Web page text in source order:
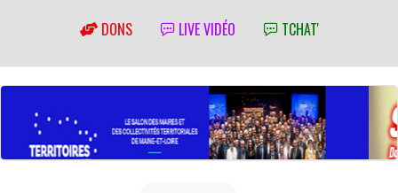
DONS LIVE VIDÉO TCHAT'